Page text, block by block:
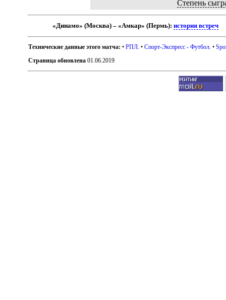
Степень
«Динамо» (Москва) – «Амкар» (Пермь):история встреч
Технические данные этого матча: •РПЛ . •Спорт-Экспресс - Футбол . •
Страница обновлена 01.06.2019